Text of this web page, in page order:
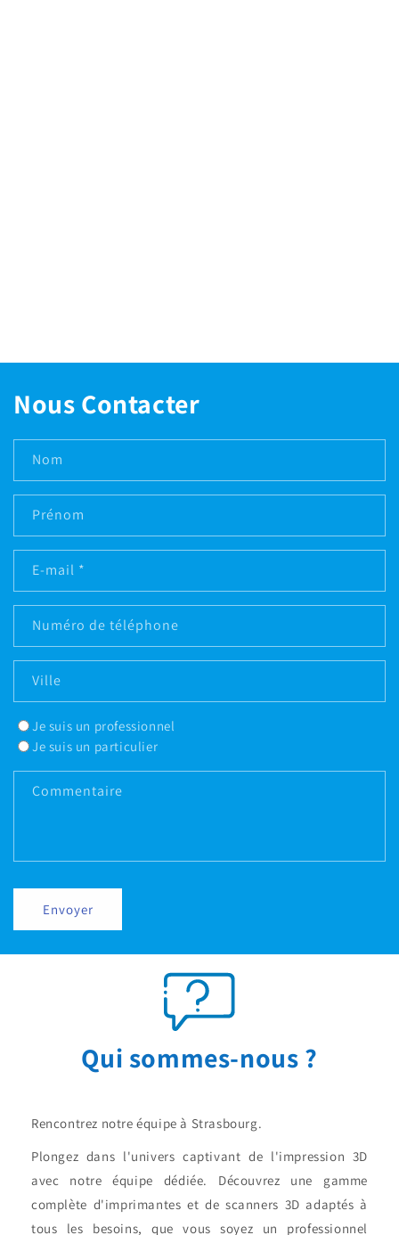
Nous Contacter
Nom
Prénom
E-mail *
Numéro de téléphone
Ville
Je suis un professionnel
Je suis un particulier
Commentaire
Envoyer
Qui sommes-nous ?
Rencontrez notre équipe à Strasbourg.
Plongez dans l'univers captivant de l'impression 3D
avec notre équipe dédiée. Découvrez une gamme
complète d'imprimantes et de scanners 3D adaptés à
tous les besoins, que vous soyez un professionnel